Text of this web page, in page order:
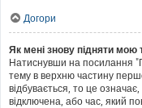
Догори
Як мені знову підняти мою
Натиснувши на посилання
тему в верхню частину
відбувається, то це
відключена, або час, який